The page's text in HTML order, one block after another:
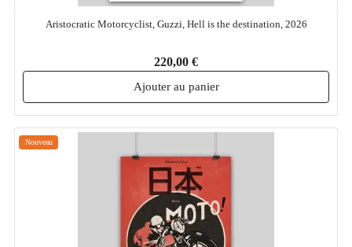
Aristocratic Motorcyclist, Guzzi, Hell is the destination, 2026
220,00 €
Ajouter au panier
Nouveau